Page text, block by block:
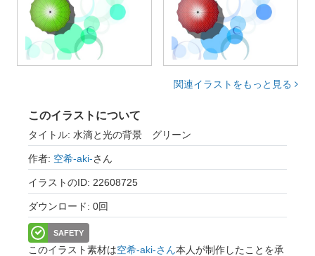
関連イラストをもっと見る
このイラストについて
タイトル: 水滴と光の背景 グリーン
作者: 空希-aki-さん
イラストのID: 22608725
ダウンロード: 0回
SAFETY
このイラスト素材は空希-aki-さん本人が制作したことを承